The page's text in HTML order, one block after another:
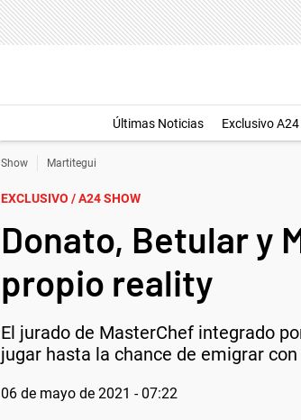
Últimas Noticias Exclusivo A24
Show Martitegui
EXCLUSIVO / A24 SHOW
Donato, Betular y
propio reality
El jurado de MasterChef integrado
jugar hasta la chance de emigrar
06 de mayo de 2021 - 07:22